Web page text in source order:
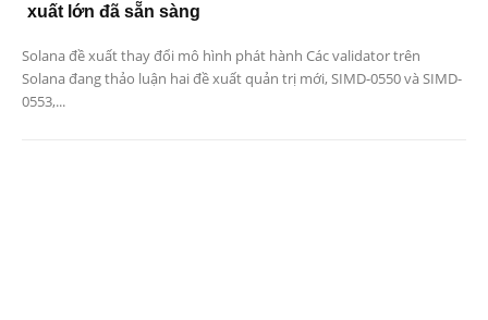
xuất lớn đã sẵn sàng
Solana đề xuất thay đổi mô hình phát hành Các validator trên
Solana đang thảo luận hai đề xuất quản trị mới, SIMD-0550 và SIMD-
0553,...